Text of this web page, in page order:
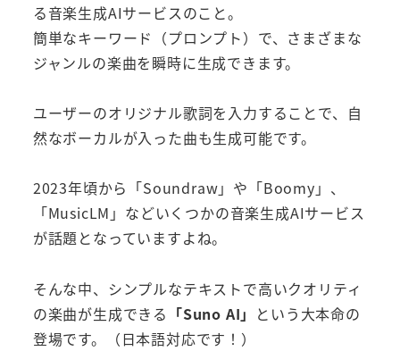
る音楽生成AIサービスのこと。
簡単なキーワード（プロンプト）で、さまざまな
ジャンルの楽曲を瞬時に生成できます。
ユーザーのオリジナル歌詞を入力することで、自
然なボーカルが入った曲も生成可能です。
2023年頃から「Soundraw」や「Boomy」、
「MusicLM」などいくつかの音楽生成AIサービス
が話題となっていますよね。
そんな中、シンプルなテキストで高いクオリティ
の楽曲が生成できる 「Suno AI」 という大本命の
登場です。（日本語対応です！）